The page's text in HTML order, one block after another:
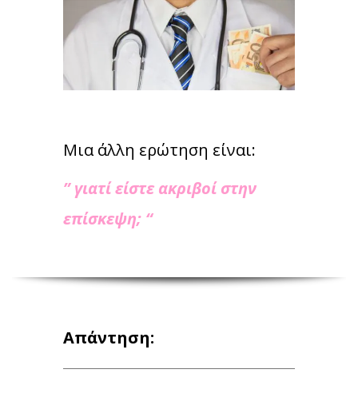
Μια άλλη ερώτηση είναι:
” γιατί είστε ακριβοί στην
επίσκεψη; “
Απάντηση: